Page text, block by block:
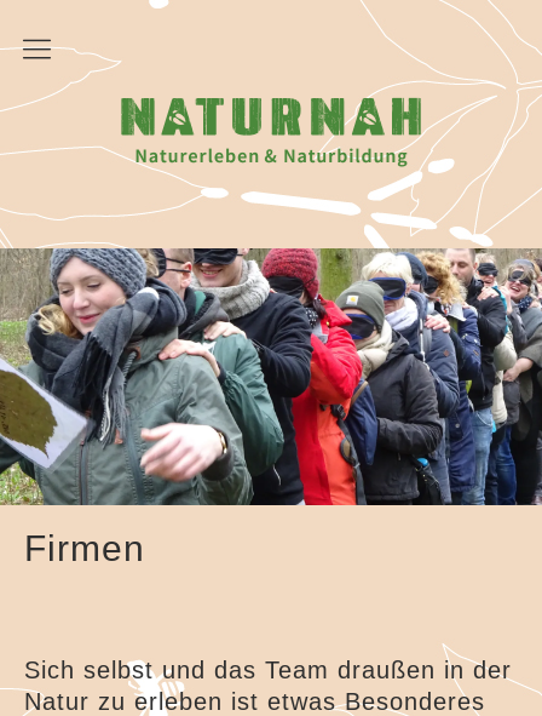
NATURNAHStartseite
Angebote
Fortbildungsreihe „Ab in den Wald“
Betriebsausflüge
Pädagogische Teamtage
Waldbaden
Coachingraum Natur
Walk Your Way für Frauen
Übergangsritual für Jugendliche
Kindergeburtstage im Grünen
Gästebuch
Firmen
Sich selbst und das Team draußen in der
Natur zu erleben ist etwas Besonderes